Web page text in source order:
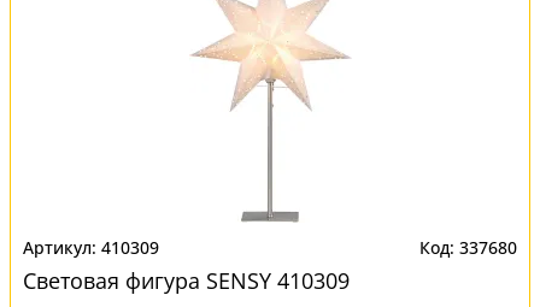
410309 337680
Световая фигура SENSY 410309